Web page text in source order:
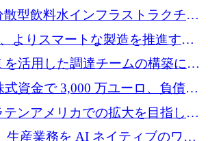
散型飲料水インフラストラクチャ
ームを拡張するために 242 万ユ
よりスマートな製造を推進する
ズ A で 1,630 万ユーロを確保
を活用した調達チームの構築に
を確保
式資金で 3,000 万ユーロ、負債で
ロを調達
ンアメリカでの拡大を目指して
生産業務を AI ネイティブのワー